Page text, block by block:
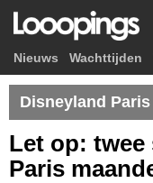
Nieuws Wachttijden
Disneyland Paris
Let op:
Paris